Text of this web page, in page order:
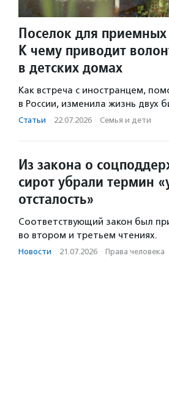
Поселок для
К чему приводит
в детских домах
Как встреча с иностранцем,
в России, изменила жизнь двух
Статьи · 22.07.2026 · Семья и дети
Из закона о
сирот убрали термин
отсталость»
Соответствующий закон был
во втором и третьем чтениях.
Новости · 21.07.2026 · Права человека